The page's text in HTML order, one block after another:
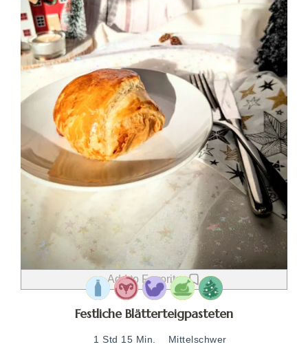
Add to Favorites
Festliche Blätterteigpasteten
1 Std 15 Min. Mittelschwer